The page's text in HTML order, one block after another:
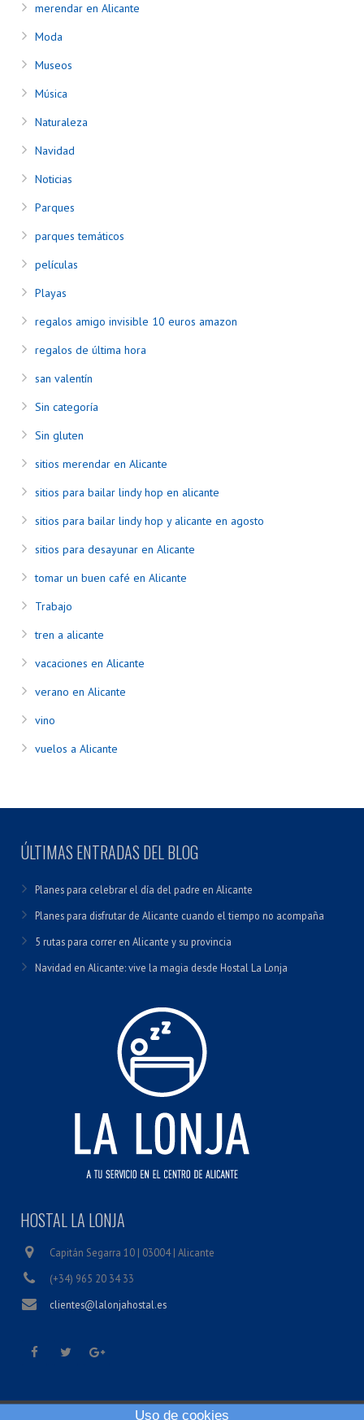
merendar en Alicante
Moda
Museos
Música
Naturaleza
Navidad
Noticias
Parques
parques temáticos
películas
Playas
regalos amigo invisible 10 euros amazon
regalos de última hora
san valentín
Sin categoría
Sin gluten
sitios merendar en Alicante
sitios para bailar lindy hop en alicante
sitios para bailar lindy hop y alicante en agosto
sitios para desayunar en Alicante
tomar un buen café en Alicante
Trabajo
tren a alicante
vacaciones en Alicante
verano en Alicante
vino
vuelos a Alicante
ÚLTIMAS ENTRADAS DEL BLOG
Planes para celebrar el día del padre en Alicante
Planes para disfrutar de Alicante cuando el tiempo no acompaña
5 rutas para correr en Alicante y su provincia
Navidad en Alicante: vive la magia desde Hostal La Lonja
HOSTAL LA LONJA
Capitán Segarra 10 | 03004 | Alicante
(+34) 965 20 34 33
clientes@lalonjahostal.es
Uso de cookies